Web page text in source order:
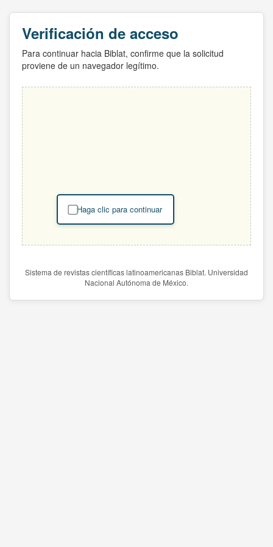
Verificación de acceso
Para continuar hacia Biblat, confirme que la solicitud
proviene de un navegador legítimo.
Haga clic para continuar
Sistema de revistas científicas latinoamericanas Biblat. Universidad
Nacional Autónoma de México.